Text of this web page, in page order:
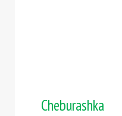
Cheburashka